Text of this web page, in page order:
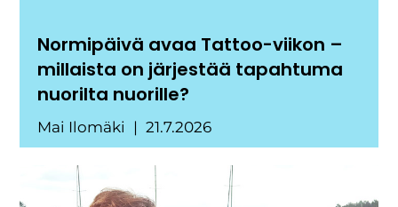
Normipäivä avaa Tattoo-viikon –
millaista on järjestää tapahtuma
nuorilta nuorille?
Mai Ilomäki 21.7.2026